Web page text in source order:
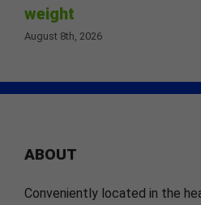
weight
August 8th, 2026
ABOUT
Conveniently located in the